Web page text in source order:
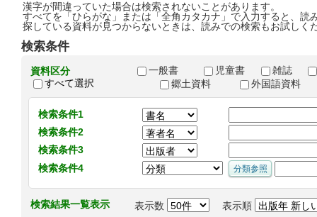
漢字が間違っていた場合は検索されないことがあります。
すべてを「ひらがな」または「全角カタカナ」で入力すると、読
探している資料が見つからないときは、読みでの検索もお試しく
検索条件
資料区分
すべて選択
一般書 児童書
雑誌
郷土資料
外国語資料
検索条件1
検索条件2
検索条件3
検索条件4
検索結果一覧表示 表示数 表示順